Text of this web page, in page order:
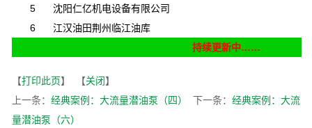
5
沈阳仁亿机电设备有限公司
6
江汉油田荆州临江油库
持续更新中……
【打印此页】 【关闭】
上一条： 经典案例：大流量潜油泵（四） 下一条： 经典案例：大流
量潜油泵（六）